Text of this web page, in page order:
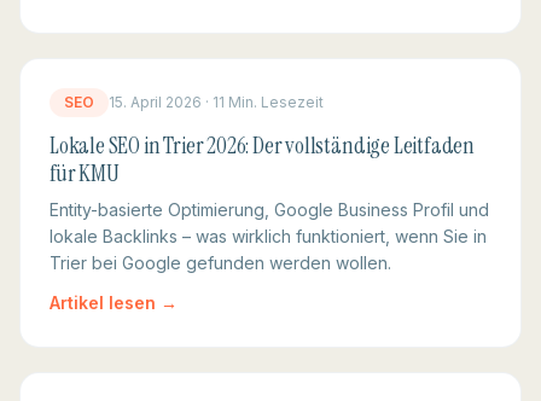
SEO 15. April 2026 · 11 Min. Lesezeit
Lokale SEO in Trier 2026: Der vollständige Leitfaden
für KMU
Entity-basierte Optimierung, Google Business Profil und
lokale Backlinks – was wirklich funktioniert, wenn Sie in
Trier bei Google gefunden werden wollen.
Artikel lesen →